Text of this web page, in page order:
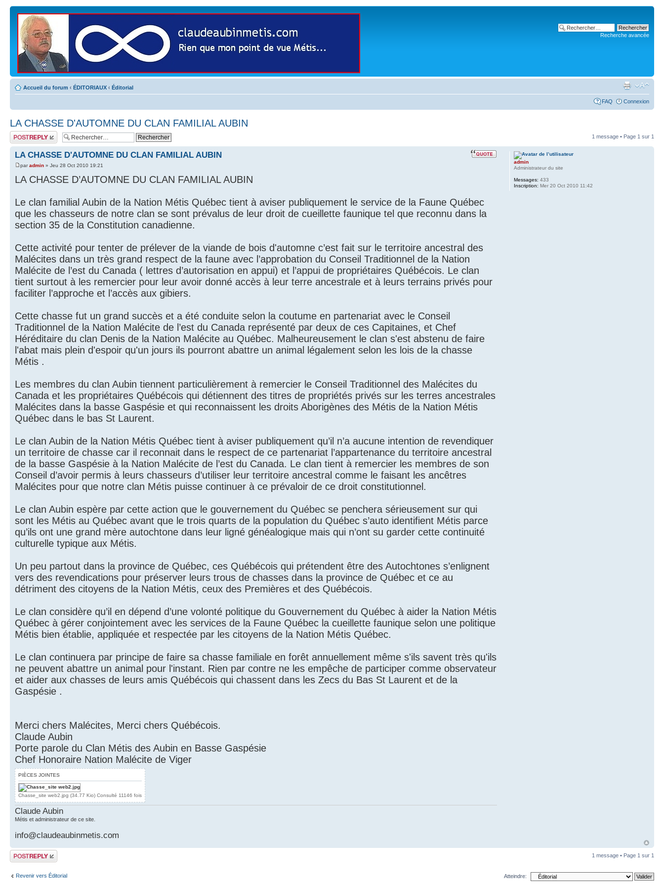
Recherche avancée
Accueil du forum ‹ ÉDITORIAUX ‹ Éditorial
FAQ Connexion
LA CHASSE D'AUTOMNE DU CLAN FAMILIAL AUBIN
Publier une
réponse
1 message • Page 1 sur 1
LA CHASSE D'AUTOMNE DU CLAN FAMILIAL AUBIN
paradmin » Jeu 28 Oct 2010 19:21
LA CHASSE D’AUTOMNE DU CLAN FAMILIAL AUBIN
Le clan familial Aubin de la Nation Métis Québec tient à aviser publiquement le service de la Faune Québec
que les chasseurs de notre clan se sont prévalus de leur droit de cueillette faunique tel que reconnu dans la
section 35 de la Constitution canadienne.
Cette activité pour tenter de prélever de la viande de bois d'automne c’est fait sur le territoire ancestral des
Malécites dans un très grand respect de la faune avec l’approbation du Conseil Traditionnel de la Nation
Malécite de l’est du Canada ( lettres d’autorisation en appui) et l’appui de propriétaires Québécois. Le clan
tient surtout à les remercier pour leur avoir donné accès à leur terre ancestrale et à leurs terrains privés pour
faciliter l’approche et l’accès aux gibiers.
Cette chasse fut un grand succès et a été conduite selon la coutume en partenariat avec le Conseil
Traditionnel de la Nation Malécite de l’est du Canada représenté par deux de ces Capitaines, et Chef
Héréditaire du clan Denis de la Nation Malécite au Québec. Malheureusement le clan s'est abstenu de faire
l'abat mais plein d'espoir qu'un jours ils pourront abattre un animal légalement selon les lois de la chasse
Métis .
Les membres du clan Aubin tiennent particulièrement à remercier le Conseil Traditionnel des Malécites du
Canada et les propriétaires Québécois qui détiennent des titres de propriétés privés sur les terres ancestrales
Malécites dans la basse Gaspésie et qui reconnaissent les droits Aborigènes des Métis de la Nation Métis
Québec dans le bas St Laurent.
Le clan Aubin de la Nation Métis Québec tient à aviser publiquement qu’il n’a aucune intention de revendiquer
un territoire de chasse car il reconnait dans le respect de ce partenariat l’appartenance du territoire ancestral
de la basse Gaspésie à la Nation Malécite de l’est du Canada. Le clan tient à remercier les membres de son
Conseil d’avoir permis à leurs chasseurs d’utiliser leur territoire ancestral comme le faisant les ancêtres
Malécites pour que notre clan Métis puisse continuer à ce prévaloir de ce droit constitutionnel.
Le clan Aubin espère par cette action que le gouvernement du Québec se penchera sérieusement sur qui
sont les Métis au Québec avant que le trois quarts de la population du Québec s’auto identifient Métis parce
qu’ils ont une grand mère autochtone dans leur ligné généalogique mais qui n’ont su garder cette continuité
culturelle typique aux Métis.
Un peu partout dans la province de Québec, ces Québécois qui prétendent être des Autochtones s’enlignent
vers des revendications pour préserver leurs trous de chasses dans la province de Québec et ce au
détriment des citoyens de la Nation Métis, ceux des Premières et des Québécois.
Le clan considère qu’il en dépend d’une volonté politique du Gouvernement du Québec à aider la Nation Métis
Québec à gérer conjointement avec les services de la Faune Québec la cueillette faunique selon une politique
Métis bien établie, appliquée et respectée par les citoyens de la Nation Métis Québec.
Le clan continuera par principe de faire sa chasse familiale en forêt annuellement même s'ils savent très qu'ils
ne peuvent abattre un animal pour l'instant. Rien par contre ne les empêche de participer comme observateur
et aider aux chasses de leurs amis Québécois qui chassent dans les Zecs du Bas St Laurent et de la
Gaspésie .
Merci chers Malécites, Merci chers Québécois.
Claude Aubin
Porte parole du Clan Métis des Aubin en Basse Gaspésie
Chef Honoraire Nation Malécite de Viger
PIÈCES JOINTES
Chasse_site web2.jpg (34.77 Kio) Consulté 11146 fois
Claude Aubin
Métis et administrateur de ce site.
info@claudeaubinmetis.com
admin
Administrateur du site
Messages: 433
Inscription: Mer 20 Oct 2010 11:42
Publier une
réponse
1 message • Page 1 sur 1
Revenir vers Éditorial Atteindre: